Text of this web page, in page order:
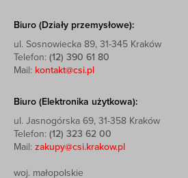
Biuro (Działy przemysłowe):
ul. Sosnowiecka 89, 31-345 Kraków
Telefon: (12) 390 61 80
Mail: kontakt@csi.pl
Biuro (Elektronika użytkowa):
ul. Jasnogórska 69, 31-358 Kraków
Telefon: (12) 323 62 00
Mail: zakupy@csi.krakow.pl
woj. małopolskie